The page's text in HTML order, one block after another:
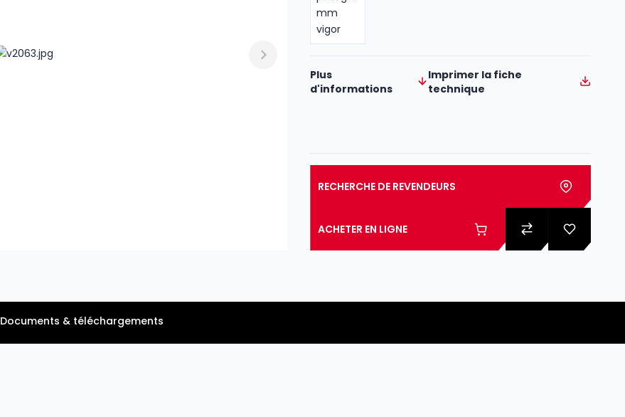
Plus
d'informations
Imprimer la fiche
technique
RECHERCHE DE REVENDEURS
ACHETER EN LIGNE
Documents & téléchargements